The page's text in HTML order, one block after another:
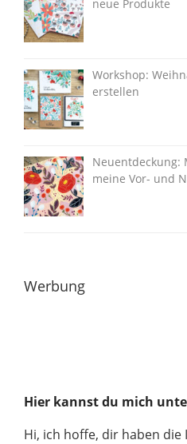
neue Produkte
Workshop:
erstellen
Neuentdeckung:
meine Vor- und
Werbung
Hier kannst du mich
Hi, ich hoffe, dir haben